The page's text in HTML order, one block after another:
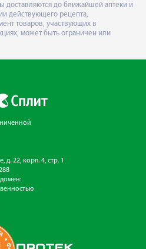
доставляются до ближайшей аптеки и
действующего рецепта,
товаров, участвующих в
может быть ограничен или
д. 22, корп. 4, стр. 1